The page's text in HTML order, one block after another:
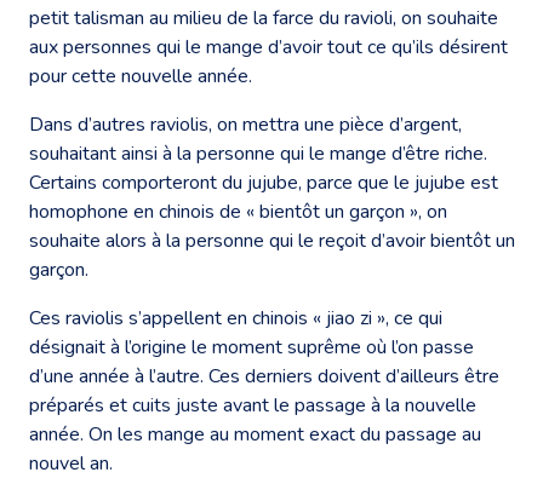
petit talisman au milieu de la farce du ravioli, on souhaite
aux personnes qui le mange d’avoir tout ce qu’ils désirent
pour cette nouvelle année.
Dans d’autres raviolis, on mettra une pièce d’argent,
souhaitant ainsi à la personne qui le mange d’être riche.
Certains comporteront du jujube, parce que le jujube est
homophone en chinois de « bientôt un garçon », on
souhaite alors à la personne qui le reçoit d’avoir bientôt un
garçon.
Ces raviolis s’appellent en chinois « jiao zi », ce qui
désignait à l’origine le moment suprême où l’on passe
d’une année à l’autre. Ces derniers doivent d’ailleurs être
préparés et cuits juste avant le passage à la nouvelle
année. On les mange au moment exact du passage au
nouvel an.